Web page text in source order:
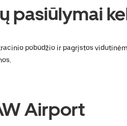
pasiūlymai
pobūdžio ir pagrįstos
Airport